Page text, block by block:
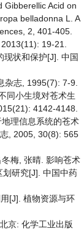
Gibberellic Acid on
belladonna L. A
2, 401-405.
19-21.
现状和保护[J]. 中国
杂志, 1995(7): 7-9.
同小生境对苍术生
4142-4148.
理信息系统的苍术
, 2005, 30(8): 565
梅, 张晴. 影响苍术
划研究[J]. 中国中药
[J]. 植物资源与环
京: 化学工业出版